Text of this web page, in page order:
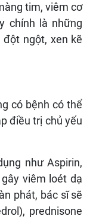
tim, viêm cơ
chính là những
ngột, xen kẽ
có bệnh có thể
điều trị chủ yếu
như Aspirin,
viêm loét dạ
phát, bác sĩ sẽ
prednisone